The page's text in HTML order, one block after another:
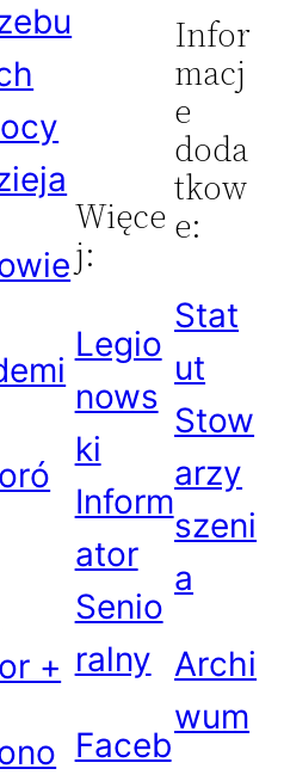
+
Więce
j:
Legio
nows
ki
Inform
ator
Senio
ralny
Faceb
Infor
macj
e
doda
tkow
e:
Stat
ut
Stow
arzy
szeni
a
Archi
wum